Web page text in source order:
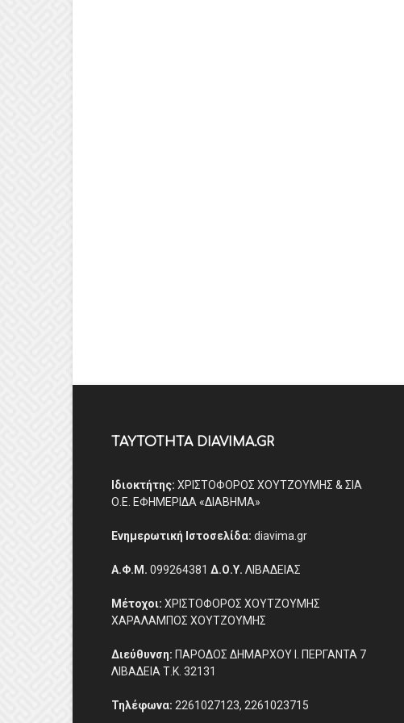
ΤΑΥΤΟΤΗΤΑ DIAVIMA.GR
Ιδιοκτήτης: ΧΡΙΣΤΟΦΟΡΟΣ ΧΟΥΤΖΟΥΜΗΣ & ΣΙΑ
Ο.Ε. ΕΦΗΜΕΡΙΔΑ «ΔΙΑΒΗΜΑ»
Ενημερωτική Ιστοσελίδα: diavima.gr
Α.Φ.Μ. 099264381 Δ.Ο.Υ. ΛΙΒΑΔΕΙΑΣ
Μέτοχοι: ΧΡΙΣΤΟΦΟΡΟΣ ΧΟΥΤΖΟΥΜΗΣ
ΧΑΡΑΛΑΜΠΟΣ ΧΟΥΤΖΟΥΜΗΣ
Διεύθυνση: ΠΑΡΟΔΟΣ ΔΗΜΑΡΧΟΥ Ι. ΠΕΡΓΑΝΤΑ 7
ΛΙΒΑΔΕΙΑ Τ.Κ. 32131
Τηλέφωνα: 2261027123, 2261023715